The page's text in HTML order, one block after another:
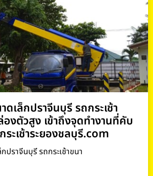
ดเล็กปราจีนบุรี รถกระเช้า
งตัวสูง เข้าถึงจุดทำงานที่คับ
ะเช้าระยองชลบุรี.com
ปราจีนบุรี รถกระเช้าขนา